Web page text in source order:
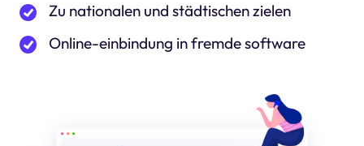
Zu nationalen und städtischen zielen
Online-einbindung in fremde software